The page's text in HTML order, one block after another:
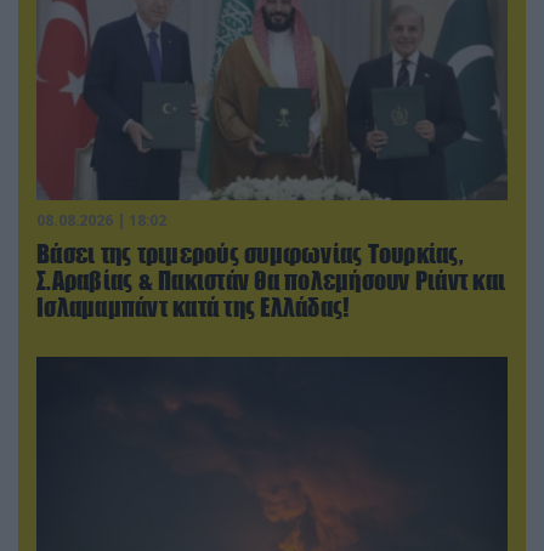
08.08.2026 | 18:02
Βάσει της τριμερούς συμφωνίας Τουρκίας,
Σ.Αραβίας & Πακιστάν θα πολεμήσουν Ριάντ και
Ισλαμαμπάντ κατά της Ελλάδας!